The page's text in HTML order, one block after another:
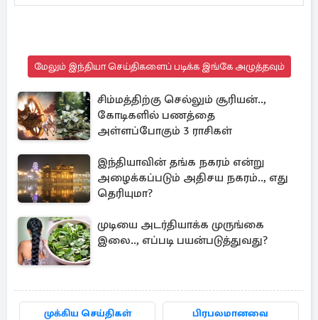
மேலும் இந்தியா செய்திகளைப் படிக்க இங்கே அழுத்தவும்
சிம்மத்திற்கு செல்லும் சூரியன்..,
கோடிகளில் பணத்தை
அள்ளப்போகும் 3 ராசிகள்
இந்தியாவின் தங்க நகரம் என்று
அழைக்கப்படும் அதிசய நகரம்.., எது
தெரியுமா?
முடியை அடர்தியாக்க முருங்கை
இலை.., எப்படி பயன்படுத்துவது?
முக்கிய செய்திகள் பிரபலமானவை